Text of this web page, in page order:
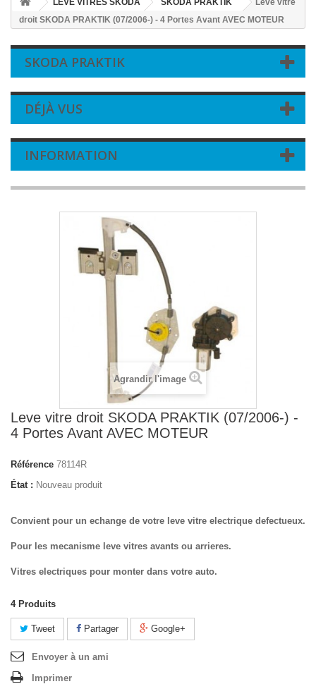
LEVE VITRES SKODA SKODA PRAKTIK
Leve vitre
droit SKODA PRAKTIK (07/2006-) - 4 Portes Avant AVEC MOTEUR
SKODA PRAKTIK
DÉJÀ VUS
INFORMATION
Agrandir l'image
Leve vitre droit SKODA PRAKTIK (07/2006-) -
4 Portes Avant AVEC MOTEUR
Référence 78114R
État : Nouveau produit
Convient pour un echange de votre leve vitre electrique defectueux.
Pour les mecanisme leve vitres avants ou arrieres.
Vitres electriques pour monter dans votre auto.
4 Produits
Tweet Partager Google+
Envoyer à un ami
Imprimer